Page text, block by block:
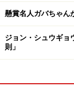
です
ください。投稿は
ーーーーーーー
※本文中のコメ
構成しています
懸賞名人ガバちゃん
ジョン・シュウギョ
則」